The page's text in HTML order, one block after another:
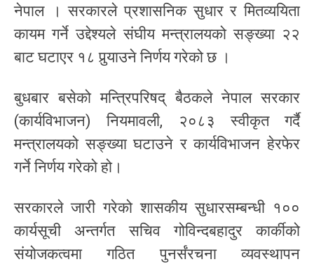
नेपाल । सरकारले प्रशासनिक सुधार र मितव्ययिता
कायम गर्ने उद्देश्यले संघीय मन्त्रालयको सङ्ख्या २२
बाट घटाएर १८ पुर्‍याउने निर्णय गरेको छ ।
बुधबार बसेको मन्त्रिपरिषद् बैठकले नेपाल सरकार
(कार्यविभाजन) नियमावली, २०८३ स्वीकृत गर्दै
मन्त्रालयको सङ्ख्या घटाउने र कार्यविभाजन हेरफेर
गर्ने निर्णय गरेको हो।
सरकारले जारी गरेको शासकीय सुधारसम्बन्धी १००
कार्यसूची अन्तर्गत सचिव गोविन्दबहादुर कार्कीको
संयोजकत्वमा गठित पुनर्संरचना व्यवस्थापन